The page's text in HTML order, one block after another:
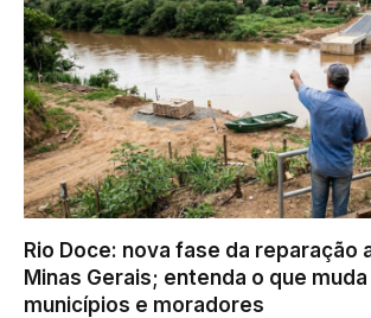
Rio Doce: nova fase da reparação
Minas Gerais; entenda o que
municípios e moradores